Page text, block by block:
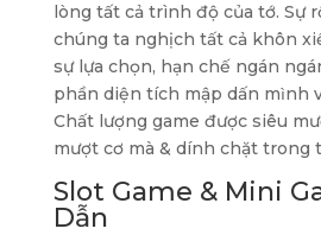
lòng tất cả trình độ của tớ. Sự
chúng ta nghịch tất cả khôn
sự lựa chọn, hạn chế ngán
phần diện tích mập dấn mình
Chất lượng game được siêu
mượt cơ mà & dính chặt trong
Slot Game & Mini
Dẫn